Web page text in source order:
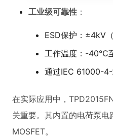
工业级可靠性 ：
ESD保护：±4kV
工作温度：-40℃
通过IEC 61000-
在实际应用中，
关重要。其内置的电荷泵
MOSFET。